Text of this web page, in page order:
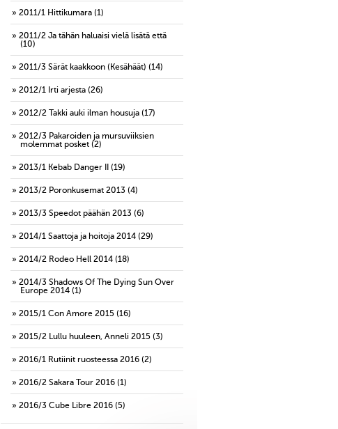
2011/1 Hittikumara (1)
2011/2 Ja tähän haluaisi vielä lisätä että
(10)
2011/3 Särät kaakkoon (Kesähäät) (14)
2012/1 Irti arjesta (26)
2012/2 Takki auki ilman housuja (17)
2012/3 Pakaroiden ja mursuviiksien
molemmat posket (2)
2013/1 Kebab Danger II (19)
2013/2 Poronkusemat 2013 (4)
2013/3 Speedot päähän 2013 (6)
2014/1 Saattoja ja hoitoja 2014 (29)
2014/2 Rodeo Hell 2014 (18)
2014/3 Shadows Of The Dying Sun Over
Europe 2014 (1)
2015/1 Con Amore 2015 (16)
2015/2 Lullu huuleen, Anneli 2015 (3)
2016/1 Rutiinit ruosteessa 2016 (2)
2016/2 Sakara Tour 2016 (1)
2016/3 Cube Libre 2016 (5)